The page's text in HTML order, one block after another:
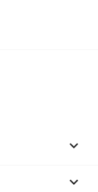

